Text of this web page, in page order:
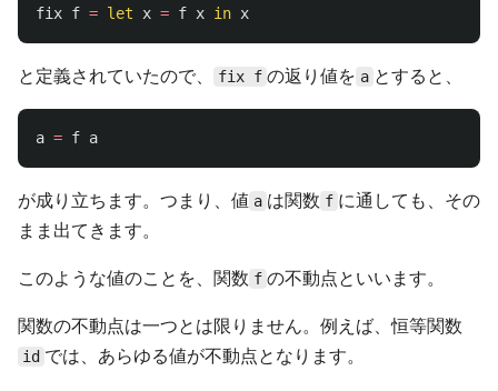
fix f = let x = f x in x
と定義されていたので、 fix f の返り値を a とすると、
a = f a
が成り立ちます。つまり、値 a は関数 f に通しても、その
まま出てきます。
このような値のことを、関数 f の不動点といいます。
関数の不動点は一つとは限りません。例えば、恒等関数
id では、あらゆる値が不動点となります。